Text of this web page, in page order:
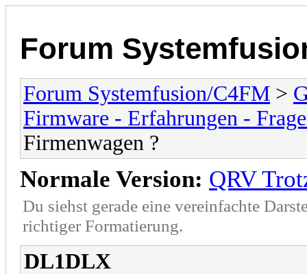
Forum
Forum Systemfusion/C4FM >
Firmware - Erfahrungen -
Firmenwagen ?
Normale Version: QRV
Du siehst gerade eine vereinfachte
richtiger Formatierung.
DL1DLX